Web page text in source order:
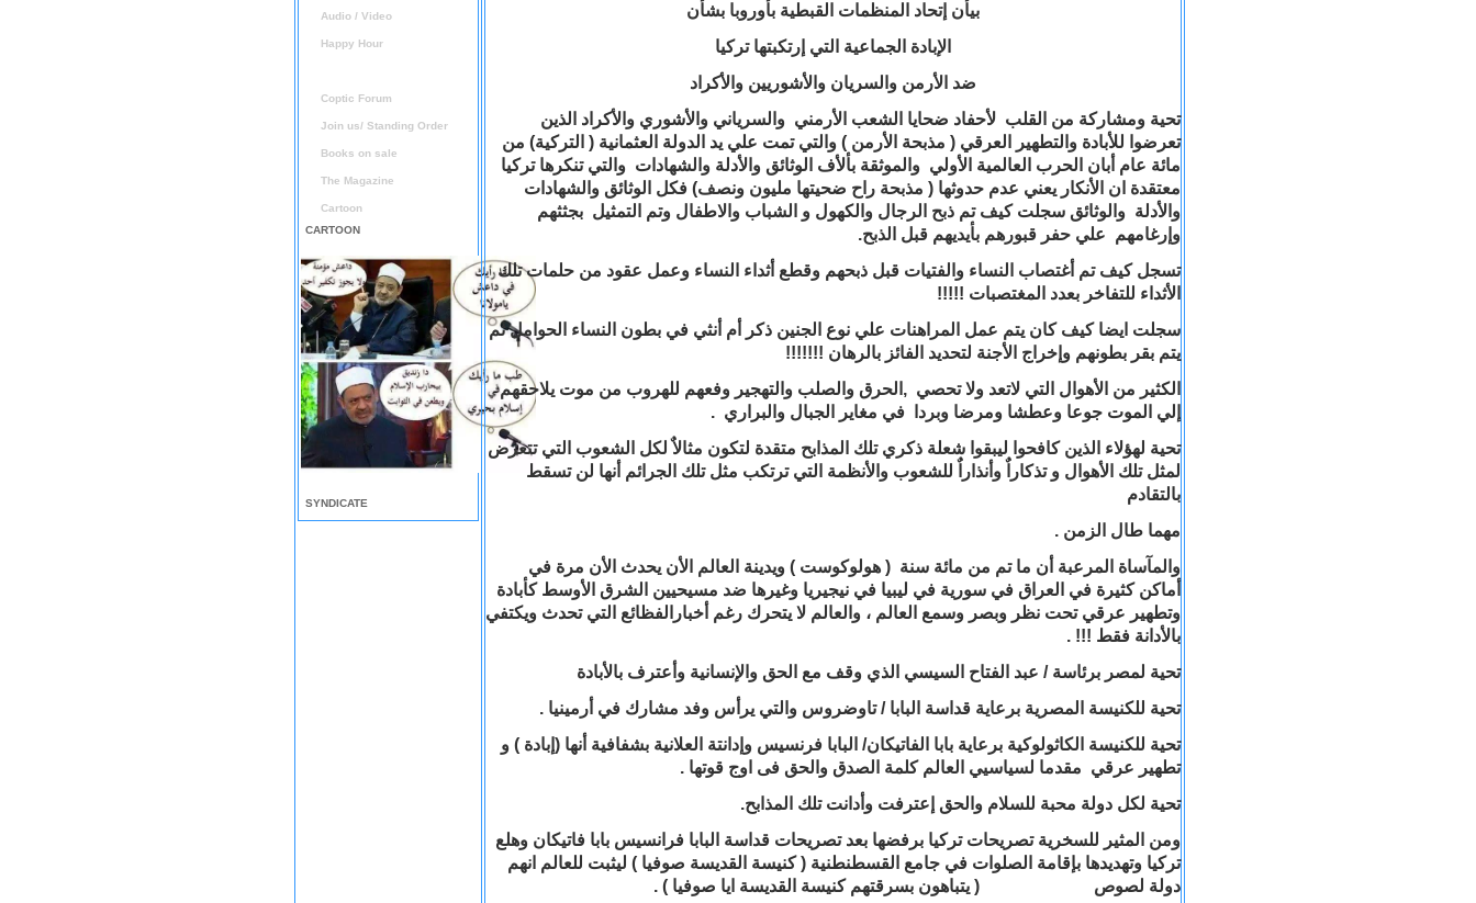
Audio / Video
Happy Hour
Coptic Forum
Join us/ Standing Order
Books on sale
The Magazine
Cartoon
CARTOON
SYNDICATE
بيأن إتحاد المنظمات القبطية بأوروبا بشأن
الإبادة الجماعية التي إرتكبتها تركيا
ضد الأرمن والسريان والأشوريين والأكراد
تحية ومشاركة من القلب لأحفاد ضحايا الشعب الأرمني والسرياني والأشوري والأكراد الذين
تعرضوا للأبادة والتطهير العرقي ( مذبحة الأرمن ) والتي تمت علي يد الدولة العثمانية ( التركية) من
مائة عام أبان الحرب العالمية الأولي والموثقة بألأف الوثائق والأدلة والشهادات والتي تنكرها تركيا
معتقدة ان الأنكار يعني عدم حدوثها ( مذبحة راح ضحيتها مليون ونصف) فكل الوثائق والشهادات
والأدلة والوثائق سجلت كيف تم ذبح الرجال والكهول و الشباب والاطفال وتم التمثيل بجثثهم
وإرغامهم علي حفر قبورهم بأيديهم قبل الذبح.
تسجل كيف تم أغتصاب النساء والفتيات قبل ذبحهم وقطع أثداء النساء وعمل عقود من حلمات تلك
الأثداء للتفاخر بعدد المغتصبات !!!!!
سجلت ايضا كيف كان يتم عمل المراهنات علي نوع الجنين ذكر أم أنثي في بطون النساء الحوامل ثم
يتم بقر بطونهم وإخراج الأجنة لتحديد الفائز بالرهان !!!!!!!
الكثير من الأهوال التي لاتعد ولا تحصي ,الحرق والصلب والتهجير وفعهم للهروب من موت يلاحقهم
إلي الموت جوعا وعطشا ومرضا وبردا في مغاير الجبال والبراري .
تحية لهؤلاء الذين كافحوا ليبقوا شعلة ذكري تلك المذابح متقدة لتكون مثالاٌ لكل الشعوب التي تتعرض
لمثل تلك الأهوال و تذكاراٌ وأنذاراٌ للشعوب والأنظمة التي ترتكب مثل تلك الجرائم أنها لن تسقط
بالتقادم
مهما طال الزمن .
والمآساة المرعبة أن ما تم من مائة سنة ( هولوكوست ) ويدينة العالم الأن يحدث الأن مرة في
أماكن كثيرة في العراق في سورية في ليبيا في نيجيريا وغيرها ضد مسيحيين الشرق الأوسط كأبادة
وتطهير عرقي تحت نظر وبصر وسمع العالم ، والعالم لا يتحرك رغم أخبارالفظائع التي تحدث ويكتفي
بالأدانة فقط !!! .
تحية لمصر برئاسة / عبد الفتاح السيسي الذي وقف مع الحق والإنسانية وأعترف بالأبادة
تحية للكنيسة المصرية برعاية قداسة البابا / تاوضروس والتي يرأس وفد مشارك في أرمينيا .
تحية للكنيسة الكاثولوكية برعاية بابا الفاتيكان/ البابا فرنسيس وإدانتة العلانية بشفافية أنها (إبادة ) و
تطهير عرقي مقدما لسياسيي العالم كلمة الصدق والحق فى اوج قوتها .
تحية لكل دولة محبة للسلام والحق إعترفت وأدانت تلك المذابح.
ومن المثير للسخرية تصريحات تركيا برفضها بعد تصريحات قداسة البابا فرانسيس بابا فاتيكان وهلع
تركيا وتهديدها بإقامة الصلوات في جامع القسطنطنية ( كنيسة القديسة صوفيا ) ليثبت للعالم انهم
دولة لصوص ( يتباهون بسرقتهم كنيسة القديسة ايا صوفيا ) .